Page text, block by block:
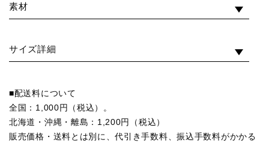
素材
サイズ詳細
■配送料について
全国：1,000円（税込）。
北海道・沖縄・離島：1,200円（税込）
販売価格・送料とは別に、代引き手数料、振込手数料がかかる